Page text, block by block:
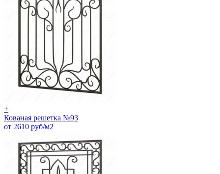
+
Кованая решетка №93
от 2610 руб/м2